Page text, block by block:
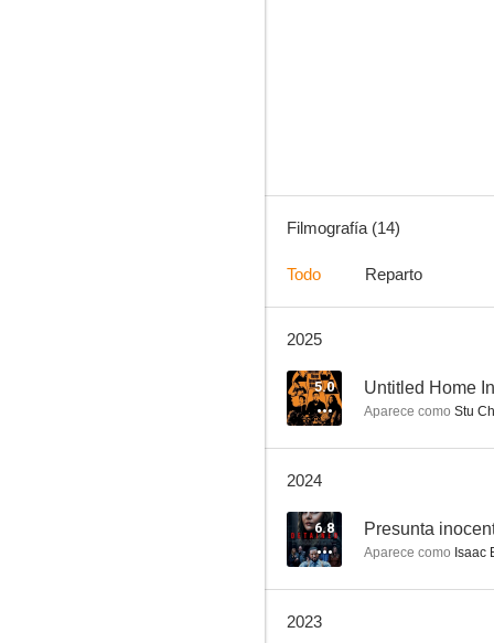
6.4
Filmografía (14)
Todo Reparto
2025
5.0 Untitled Home
Aparece como Stu
2024
6.8 Presunta
Aparece como Isaac
2023